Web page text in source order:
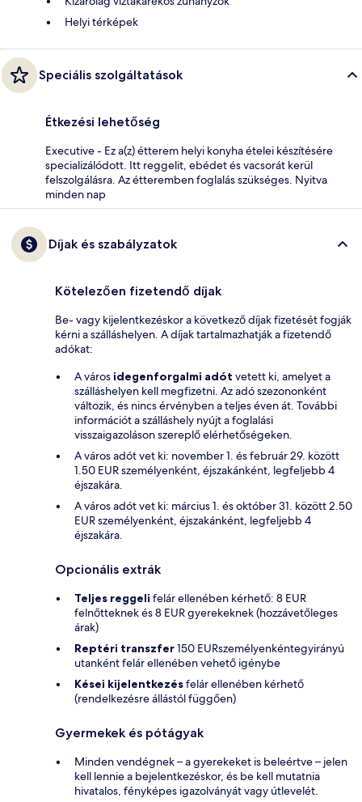
Helyi térképek
Speciális szolgáltatások
Étkezési lehetőség
Executive - Ez a(z) étterem helyi konyha ételei készítésére
specializálódott. Itt reggelit, ebédet és vacsorát kerül
felszolgálásra. Az étteremben foglalás szükséges. Nyitva
minden nap
Díjak és szabályzatok
Kötelezően fizetendő díjak
Be- vagy kijelentkezéskor a következő díjak fizetését fogják
kérni a szálláshelyen. A díjak tartalmazhatják a fizetendő
adókat:
A városidegenforgalmi adót vetett ki, amelyet a
szálláshelyen kell megfizetni. Az adó szezononként
változik, és nincs érvényben a teljes éven át. További
információt a szálláshely nyújt a foglalási
visszaigazoláson szereplő elérhetőségeken.
A város adót vet ki: november 1. és február 29. között
1.50 EUR személyenként, éjszakánként, legfeljebb 4
éjszakára.
A város adót vet ki: március 1. és október 31. között 2.50
EUR személyenként, éjszakánként, legfeljebb 4
éjszakára.
Opcionális extrák
Teljes reggeli felár ellenében kérhető: 8 EUR
felnőtteknek és 8 EUR gyerekeknek (hozzávetőleges
árak)
Reptéri transzfer150 EURszemélyenkéntegyirányú
utanként felár ellenében vehető igénybe
Kései kijelentkezésfelár ellenében kérhető
(rendelkezésre állástól függően)
Gyermekek és pótágyak
Minden vendégnek – a gyerekeket is beleértve – jelen
kell lennie a bejelentkezéskor, és be kell mutatnia
hivatalos, fényképes igazolványát vagy útlevelét.